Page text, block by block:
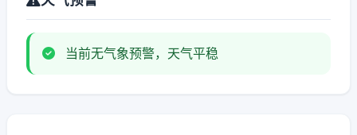
当前无气象预警，天气平稳